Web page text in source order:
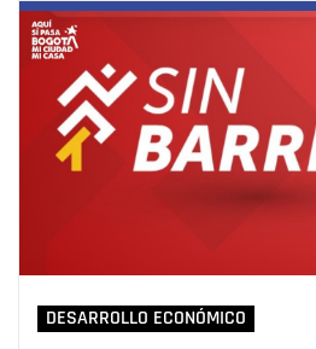
DESARROLLO ECONÓMICO